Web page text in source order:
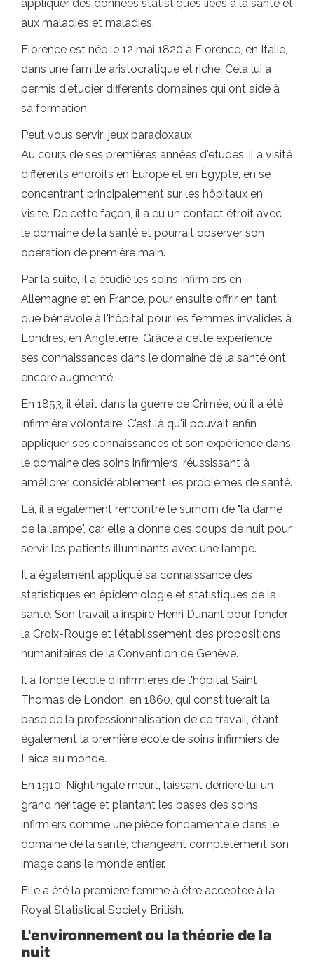
appliquer des données statistiques liées à la santé et
aux maladies et maladies.
Florence est née le 12 mai 1820 à Florence, en Italie,
dans une famille aristocratique et riche. Cela lui a
permis d'étudier différents domaines qui ont aidé à
sa formation.
Peut vous servir: jeux paradoxaux
Au cours de ses premières années d'études, il a visité
différents endroits en Europe et en Égypte, en se
concentrant principalement sur les hôpitaux en
visite. De cette façon, il a eu un contact étroit avec
le domaine de la santé et pourrait observer son
opération de première main.
Par la suite, il a étudié les soins infirmiers en
Allemagne et en France, pour ensuite offrir en tant
que bénévole à l'hôpital pour les femmes invalides à
Londres, en Angleterre. Grâce à cette expérience,
ses connaissances dans le domaine de la santé ont
encore augmenté.
En 1853, il était dans la guerre de Crimée, où il a été
infirmière volontaire; C'est là qu'il pouvait enfin
appliquer ses connaissances et son expérience dans
le domaine des soins infirmiers, réussissant à
améliorer considérablement les problèmes de santé.
Là, il a également rencontré le surnom de "la dame
de la lampe", car elle a donné des coups de nuit pour
servir les patients illuminants avec une lampe.
Il a également appliqué sa connaissance des
statistiques en épidémiologie et statistiques de la
santé. Son travail a inspiré Henri Dunant pour fonder
la Croix-Rouge et l'établissement des propositions
humanitaires de la Convention de Genève.
Il a fondé l'école d'infirmières de l'hôpital Saint
Thomas de London, en 1860, qui constituerait la
base de la professionnalisation de ce travail, étant
également la première école de soins infirmiers de
Laica au monde.
En 1910, Nightingale meurt, laissant derrière lui un
grand héritage et plantant les bases des soins
infirmiers comme une pièce fondamentale dans le
domaine de la santé, changeant complètement son
image dans le monde entier.
Elle a été la première femme à être acceptée à la
Royal Statistical Society British.
L'environnement ou la théorie de la
nuit